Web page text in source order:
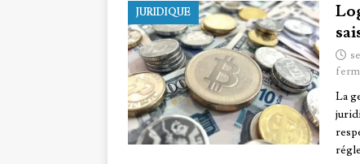
JURIDIQUE
La